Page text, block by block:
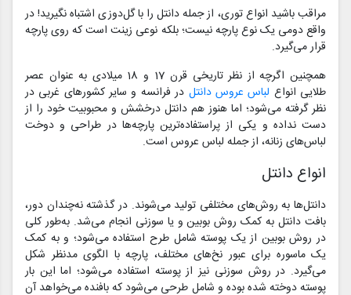
مراقب باشید انواع توری، از جمله دانتل را با گل‌دوزی اشتباه نگیرید! در
واقع دومی یک نوع پارچه نیست؛ بلکه نوعی زینت است که روی پارچه
قرار می‌گیرد.
همچنین اگرچه از نظر تاریخی قرن 17 و 18 میلادی به عنوان عصر
طلایی انواع لباس عروس دانتل در فرانسه و سایر کشورهای غربی در
نظر گرفته می‌شود؛ اما هنوز هم دانتل درخشش و محبوبیت خود را از
دست نداده و یکی از پراستفاده‌ترین پارچه‌ها در طراحی و دوخت
لباس‌های زنانه، از جمله لباس عروس است.
انواع دانتل
دانتل‌ها به روش‌های مختلفی تولید می‌شوند. در گذشته نه‌چندان دور،
بافت دانتل به کمک روش بوبین و یا سوزنی انجام می‌شد. به‌طور کلی
در روش بوبین از یک پوسته شامل طرح استفاده می‌شود؛ و به کمک
یک ماسوره برای عبور نخ‌های مختلف، پارچه با الگوی مدنظر شکل
می‌گیرد. در روش سوزنی نیز از پوسته استفاده می‌‎شود؛ اما این بار
پوسته دوخته شده بوده و شامل طرحی می‌شود که بافنده می‌خواهد آن